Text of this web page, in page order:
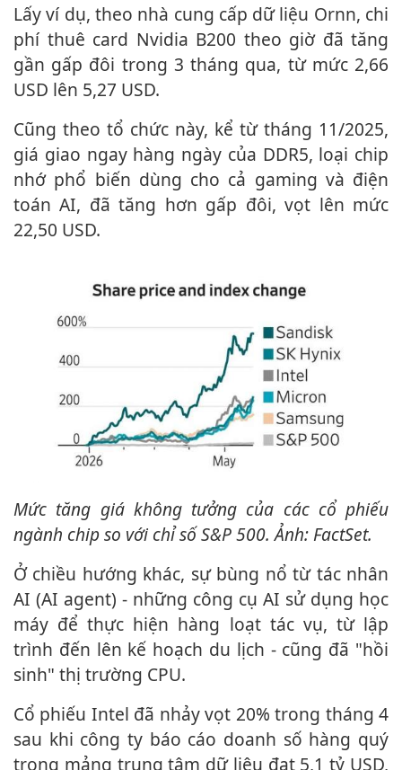
Lấy ví dụ, theo nhà cung cấp dữ liệu Ornn, chi
phí thuê card Nvidia B200 theo giờ đã tăng
gần gấp đôi trong 3 tháng qua, từ mức 2,66
USD lên 5,27 USD.
Cũng theo tổ chức này, kể từ tháng 11/2025,
giá giao ngay hàng ngày của DDR5, loại chip
nhớ phổ biến dùng cho cả gaming và điện
toán AI, đã tăng hơn gấp đôi, vọt lên mức
22,50 USD.
Mức tăng giá không tưởng của các cổ phiếu
ngành chip so với chỉ số S&P 500. Ảnh: FactSet.
Ở chiều hướng khác, sự bùng nổ từ tác nhân
AI (AI agent) - những công cụ AI sử dụng học
máy để thực hiện hàng loạt tác vụ, từ lập
trình đến lên kế hoạch du lịch - cũng đã "hồi
sinh" thị trường CPU.
Cổ phiếu Intel đã nhảy vọt 20% trong tháng 4
sau khi công ty báo cáo doanh số hàng quý
trong mảng trung tâm dữ liệu đạt 5,1 tỷ USD,